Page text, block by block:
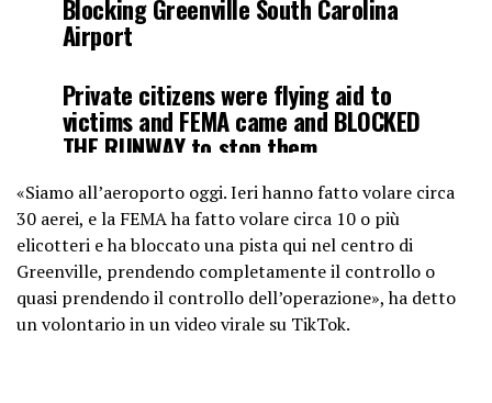
Blocking Greenville South Carolina
Airport
Private citizens were flying aid to
victims and FEMA came and BLOCKED
THE RUNWAY to stop them
“We’re at the airport today.
Yesterday, they ran, like, 30
something planes — And FEMA has
flown in, like,…
pic.twitter.com/kx0qzljkXd
«Siamo all’aeroporto oggi. Ieri hanno fatto volare circa
30 aerei, e la FEMA ha fatto volare circa 10 o più
elicotteri e ha bloccato una pista qui nel centro di
Greenville, prendendo completamente il controllo o
quasi prendendo il controllo dell’operazione», ha detto
un volontario in un video virale su TikTok.